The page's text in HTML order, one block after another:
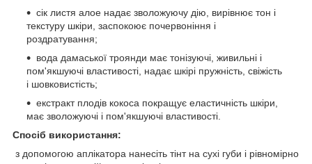
сік листя алое надає зволожуючу дію, вирівнює тон і
текстуру шкіри, заспокоює почервоніння і
роздратування;
вода дамаської троянди має тонізуючі, живильні і
пом'якшуючі властивості, надає шкірі пружність, свіжість
і шовковистість;
екстракт плодів кокоса покращує еластичність шкіри,
має зволожуючі і пом'якшуючі властивості.
Спосіб використання:
з допомогою аплікатора нанесіть тінт на сухі губи і рівномірно